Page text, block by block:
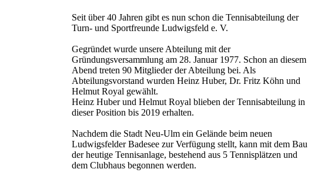
Seit über 40 Jahren gibt es nun schon die Tennisabteilung der
Turn- und Sportfreunde Ludwigsfeld e. V.
Gegründet wurde unsere Abteilung mit der
Gründungsversammlung am 28. Januar 1977. Schon an diesem
Abend treten 90 Mitglieder der Abteilung bei. Als
Abteilungsvorstand wurden Heinz Huber, Dr. Fritz Köhn und
Helmut Royal gewählt.
Heinz Huber und Helmut Royal blieben der Tennisabteilung in
dieser Position bis 2019 erhalten.
Nachdem die Stadt Neu-Ulm ein Gelände beim neuen
Ludwigsfelder Badesee zur Verfügung stellt, kann mit dem Bau
der heutige Tennisanlage, bestehend aus 5 Tennisplätzen und
dem Clubhaus begonnen werden.